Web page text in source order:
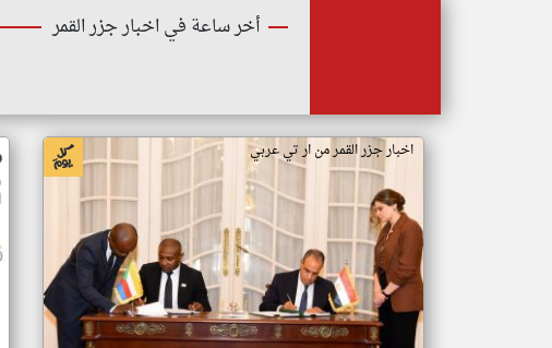
أخر ساعة في اخبار جزر القمر
اخبار جزر القمر من ار تي عربي